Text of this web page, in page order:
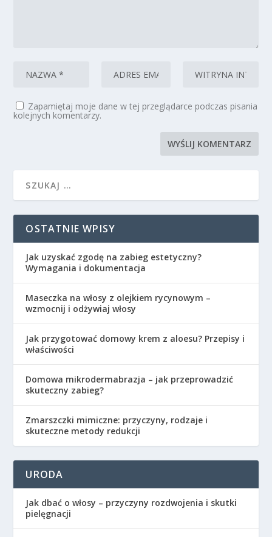
Zapamiętaj moje dane w tej przeglądarce podczas pisania
kolejnych komentarzy.
OSTATNIE WPISY
Jak uzyskać zgodę na zabieg estetyczny?
Wymagania i dokumentacja
Maseczka na włosy z olejkiem rycynowym –
wzmocnij i odżywiaj włosy
Jak przygotować domowy krem z aloesu? Przepisy i
właściwości
Domowa mikrodermabrazja – jak przeprowadzić
skuteczny zabieg?
Zmarszczki mimiczne: przyczyny, rodzaje i
skuteczne metody redukcji
URODA
Jak dbać o włosy – przyczyny rozdwojenia i skutki
pielęgnacji